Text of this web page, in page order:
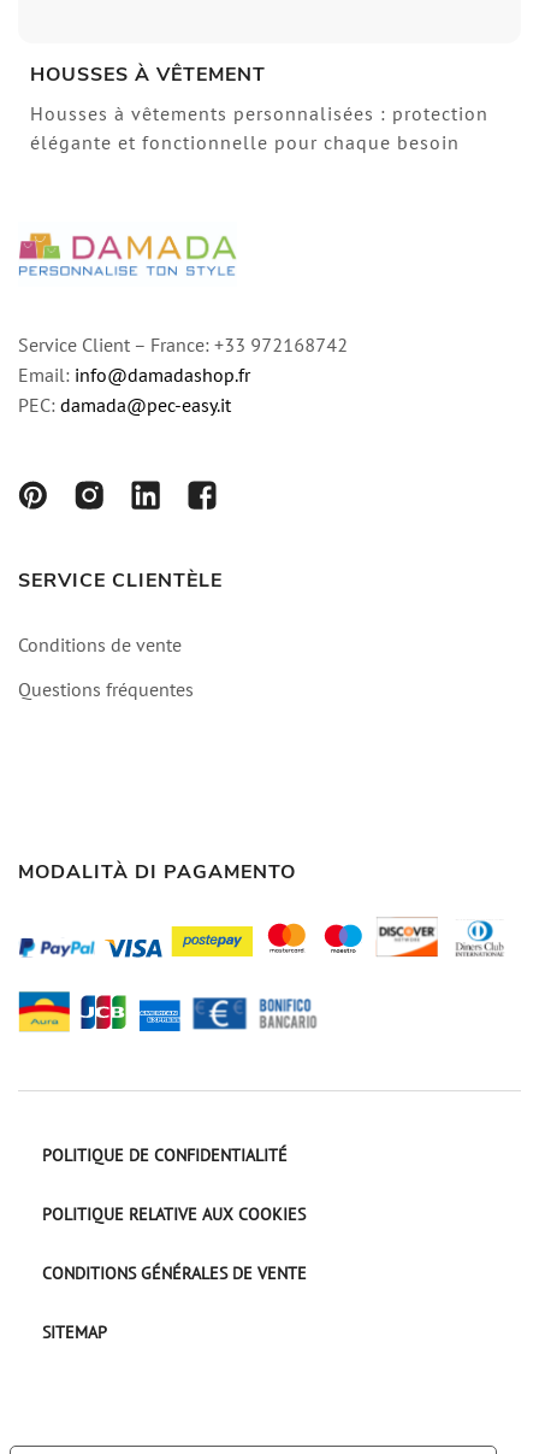
HOUSSES À VÊTEMENT
Housses à vêtements personnalisées : protection
élégante et fonctionnelle pour chaque besoin
Service Client – France: +33 972168742
Email: info@damadashop.fr
PEC: damada@pec-easy.it
SERVICE CLIENTÈLE
Conditions de vente
Questions fréquentes
MODALITÀ DI PAGAMENTO
POLITIQUE DE CONFIDENTIALITÉ
POLITIQUE RELATIVE AUX COOKIES
CONDITIONS GÉNÉRALES DE VENTE
SITEMAP